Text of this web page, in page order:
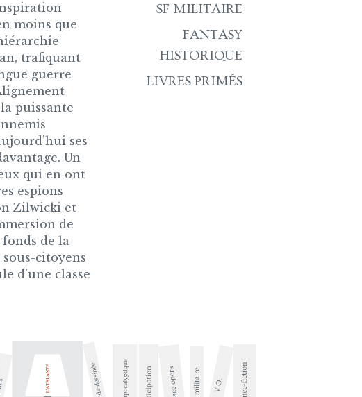
SF MILITAIRE
FANTASY
HISTORIQUE
LIVRES PRIMÉS
moins que
trafiquant
guerre
puissante
ses
Un
qui en ont
espions
Zilwicki et
de
fonds de la
sous-citoyens
d’une classe